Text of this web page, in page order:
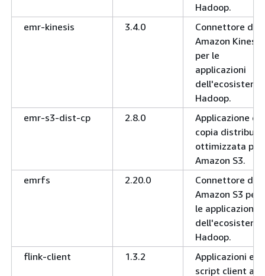
Hadoop.
emr-kinesis
3.4.0
Connettore di
Amazon Kinesis
per le
applicazioni
dell'ecosistema
Hadoop.
emr-s3-dist-cp
2.8.0
Applicazione di
copia
ottimizzata per
Amazon S3.
emrfs
2.20.0
Connettore di
Amazon S3 per
le applicazioni
dell'ecosistema
Hadoop.
flink-client
1.3.2
Applicazioni e
script client a